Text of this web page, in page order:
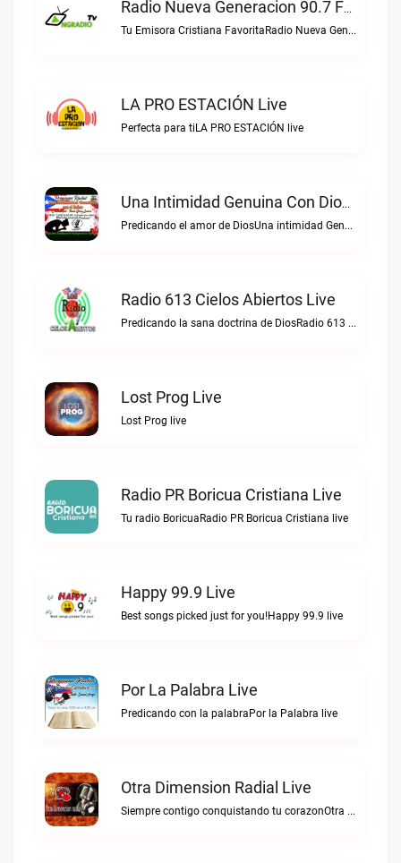
Radio Nueva Generacion 90.7 FM Live
Tu Emisora Cristiana FavoritaRadio Nueva Generacion 90.7 FM live
LA PRO ESTACIÓN Live
Perfecta para tiLA PRO ESTACIÓN live
Una Intimidad Genuina Con Dios Live
Predicando el amor de DiosUna intimidad Genuina con Dios live
Radio 613 Cielos Abiertos Live
Predicando la sana doctrina de DiosRadio 613 Cielos Abiertos live
Lost Prog Live
Lost Prog live
Radio PR Boricua Cristiana Live
Tu radio BoricuaRadio PR Boricua Cristiana live
Happy 99.9 Live
Best songs picked just for you!Happy 99.9 live
Por La Palabra Live
Predicando con la palabraPor la Palabra live
Otra Dimension Radial Live
Siempre contigo conquistando tu corazonOtra Dimension Radial live